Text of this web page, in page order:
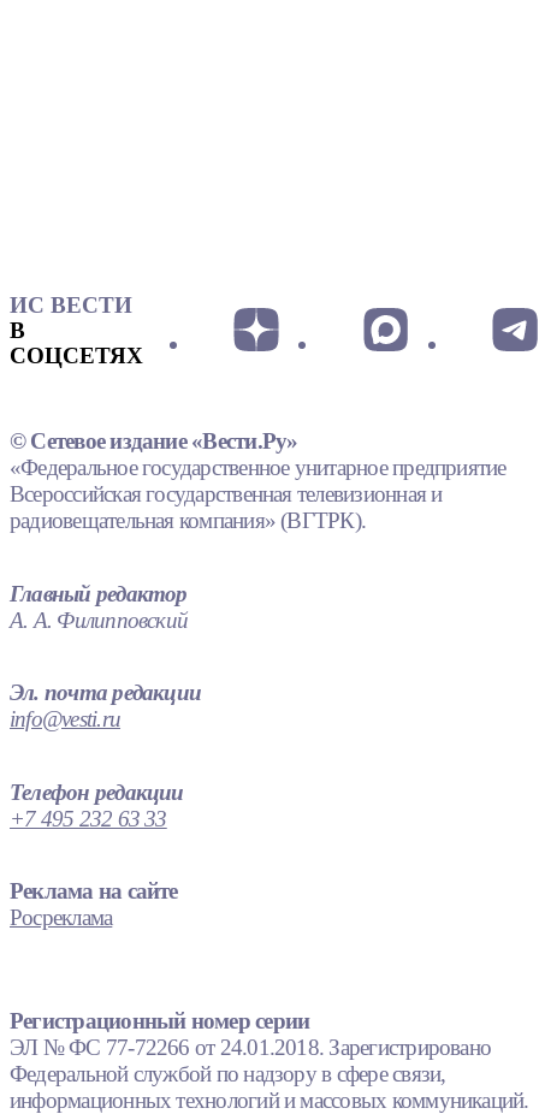
ИС ВЕСТИ
В
СОЦСЕТЯХ
© Сетевое издание «Вести.Ру»
«Федеральное государственное унитарное предприятие
Всероссийская государственная телевизионная и
радиовещательная компания» (ВГТРК).
Главный редактор
А. А. Филипповский
Эл. почта редакции
info@vesti.ru
Телефон редакции
+7 495 232 63 33
Реклама на сайте
Росреклама
Регистрационный номер серии
ЭЛ № ФС 77-72266 от 24.01.2018. Зарегистрировано
Федеральной службой по надзору в сфере связи,
информационных технологий и массовых коммуникаций.